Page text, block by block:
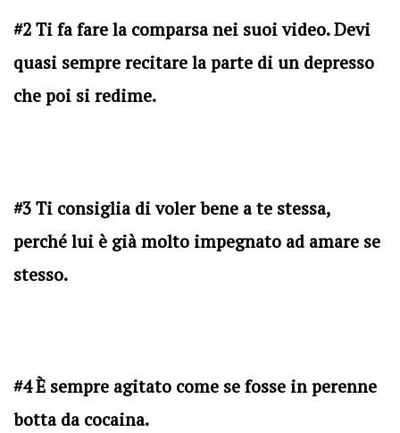
#2 Ti fa fare la comparsa nei suoi video. Devi
quasi sempre recitare la parte di un depresso
che poi si redime.
#3 Ti consiglia di voler bene a te stessa,
perché lui è già molto impegnato ad amare se
stesso.
#4 È sempre agitato come se fosse in perenne
botta da cocaina.